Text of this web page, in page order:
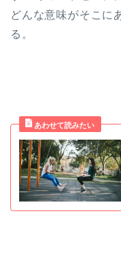
どんな意味がそこに
る。